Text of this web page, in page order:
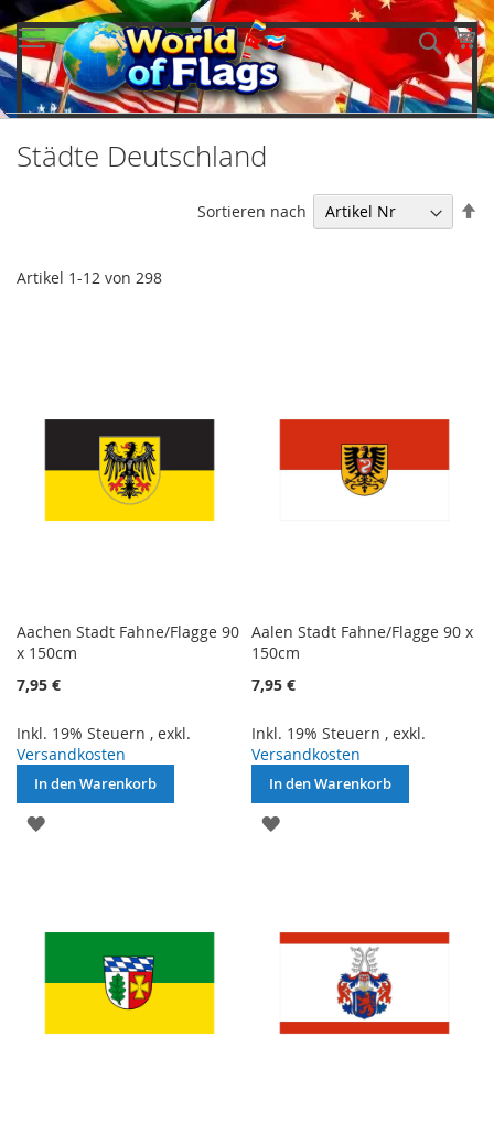
Direkt
zum
Inhalt
Städte Deutschland
Artikel 1-12 von 298
Sortieren nach
Aachen Stadt Fahne/Flagge 90
x 150cm
7,95 €
Inkl. 19% Steuern , exkl.
Versandkosten
In den Warenkorb
ZUR
Aalen Stadt Fahne/Flagge 90 x
150cm
7,95 €
Inkl. 19% Steuern ,exkl.
Versandkosten
In den Warenkorb
ZUR